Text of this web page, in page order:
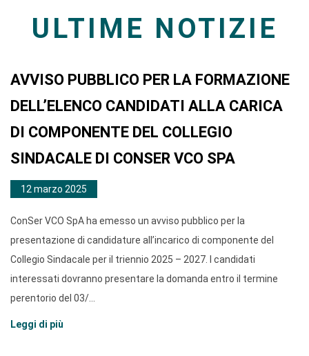
ULTIME NOTIZIE
AVVISO PUBBLICO PER LA FORMAZIONE
DELL’ELENCO CANDIDATI ALLA CARICA
DI COMPONENTE DEL COLLEGIO
SINDACALE DI CONSER VCO SPA
12 marzo 2025
ConSer VCO SpA ha emesso un avviso pubblico per la
presentazione di candidature all’incarico di componente del
Collegio Sindacale per il triennio 2025 – 2027. I candidati
interessati dovranno presentare la domanda entro il termine
perentorio del 03/...
Leggi di più